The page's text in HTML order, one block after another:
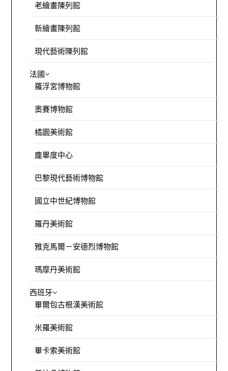
老繪畫陳列館
新繪畫陳列館
現代藝術陳列館
法國
羅浮宮博物館
奧賽博物館
橘園美術館
龐畢度中心
巴黎現代藝術博物館
國立中世紀博物館
羅丹美術館
雅克馬爾－安德烈博物館
瑪摩丹美術館
西班牙
畢爾包古根漢美術館
米羅美術館
畢卡索美術館